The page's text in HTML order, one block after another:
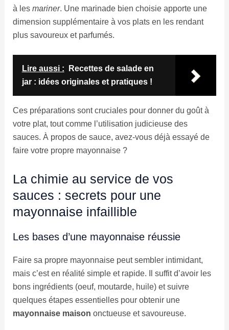
à les mariner. Une marinade bien choisie apporte une
dimension supplémentaire à vos plats en les rendant
plus savoureux et parfumés.
Lire aussi :
Recettes de salade en
jar : idées originales et pratiques !
Ces préparations sont cruciales pour donner du goût à
votre plat, tout comme l’utilisation judicieuse des
sauces. À propos de sauce, avez-vous déjà essayé de
faire votre propre mayonnaise ?
La chimie au service de vos
sauces : secrets pour une
mayonnaise infaillible
Les bases d’une mayonnaise réussie
Faire sa propre mayonnaise peut sembler intimidant,
mais c’est en réalité simple et rapide. Il suffit d’avoir les
bons ingrédients (oeuf, moutarde, huile) et suivre
quelques étapes essentielles pour obtenir une
mayonnaise maison onctueuse et savoureuse.